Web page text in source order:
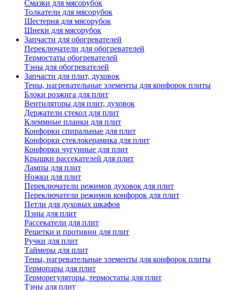
Смазки для мясорубок
Толкатели для мясорубок
Шестерня для мясорубок
Шнеки для мясорубок
Запчасти для обогревателей
Переключатели для обогревателей
Термостаты обогревателей
Тэны для обогревателей
Запчасти для плит, духовок
Тены, нагревательные элементы для конфорок плиты
Блоки розжига для плит
Вентиляторы для плит, духовок
Держатели стекол для плит
Клеммные планки для плит
Конфорки спиральные для плит
Конфорки стеклокерамика для плит
Конфорки чугунные для плит
Крышки рассекателей для плит
Лампы для плит
Ножки для плит
Переключатели режимов духовок для плит
Переключатели режимов конфорок для плит
Петли для духовых шкафов
Пэны для плит
Рассекатели для плит
Решетки и противни для плит
Ручки для плит
Таймеры для плит
Тены, нагревательные элементы для конфорок плиты
Термопары для плит
Терморегуляторы, термостаты для плит
Тэны для плит